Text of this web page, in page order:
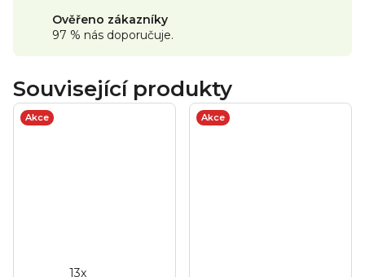
Ověřeno zákazníky
97 % nás doporučuje.
Související produkty
Akce Akce